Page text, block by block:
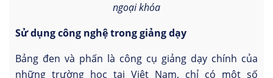
ngoại khóa
Sử dụng công nghệ trong giảng dạy
Bảng đen và phấn là công cụ giảng dạy chính của
những trường học tại Việt Nam, chỉ có một số